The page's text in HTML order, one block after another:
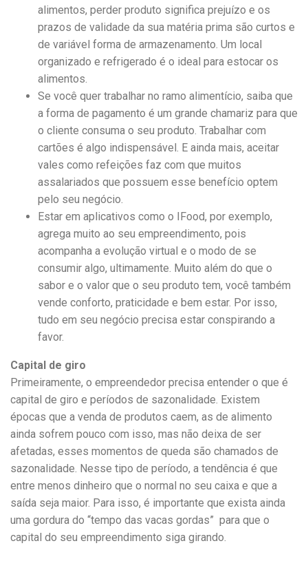
alimentos, perder produto significa prejuízo e os
prazos de validade da sua matéria prima são curtos e
de variável forma de armazenamento. Um local
organizado e refrigerado é o ideal para estocar os
alimentos.
Se você quer trabalhar no ramo alimentício, saiba que
a forma de pagamento é um grande chamariz para que
o cliente consuma o seu produto. Trabalhar com
cartões é algo indispensável. E ainda mais, aceitar
vales como refeições faz com que muitos
assalariados que possuem esse benefício optem
pelo seu negócio.
Estar em aplicativos como o IFood, por exemplo,
agrega muito ao seu empreendimento, pois
acompanha a evolução virtual e o modo de se
consumir algo, ultimamente. Muito além do que o
sabor e o valor que o seu produto tem, você também
vende conforto, praticidade e bem estar. Por isso,
tudo em seu negócio precisa estar conspirando a
favor.
Capital de giro
Primeiramente, o empreendedor precisa entender o que é
capital de giro e períodos de sazonalidade. Existem
épocas que a venda de produtos caem, as de alimento
ainda sofrem pouco com isso, mas não deixa de ser
afetadas, esses momentos de queda são chamados de
sazonalidade. Nesse tipo de período, a tendência é que
entre menos dinheiro que o normal no seu caixa e que a
saída seja maior. Para isso, é importante que exista ainda
uma gordura do “tempo das vacas gordas” para que o
capital do seu empreendimento siga girando.